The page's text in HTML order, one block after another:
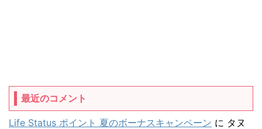
最近のコメント
Life Status ポイント 夏のボーナスキャンペーン に タヌ